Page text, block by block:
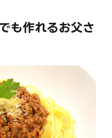
も作れるお父さ